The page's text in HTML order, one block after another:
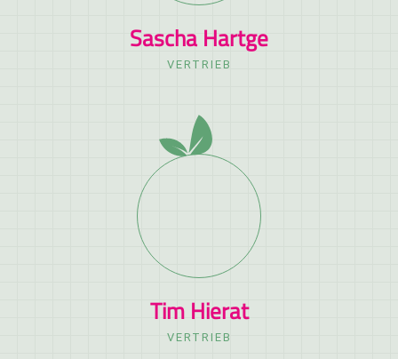
Sascha Hartge
VERTRIEB
Tim Hierat
VERTRIEB